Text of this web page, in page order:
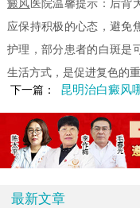
癜风 医院温馨提示：后背
应保持积极的心态，避免
护理，部分患者的白斑是
生活方式，是促进复色的重
下一篇：
昆明治白癜风
最新文章